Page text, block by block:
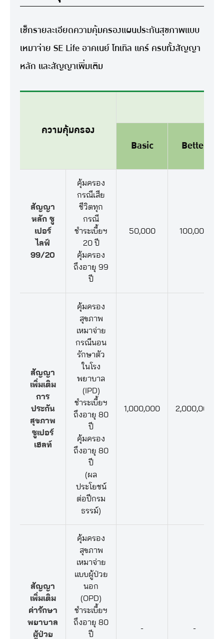
เช็กรายละเอียดความคุ้มครองแผนประกันสุขภาพแบบ
เหมาจ่าย SE Life อาคเนย์ โทเทิล แคร์ ครบทั้งสัญญา
หลัก และสัญญาเพิ่มเติม
ความคุ้มครอง
Basic
Better
สัญญา
หลัก ซู
เปอร์
ไลฟ์
99/20
คุ้มครอง
กรณีเสีย
ชีวิตทุก
กรณี
ชำระเบี้ยฯ
20 ปี
คุ้มครอง
ถึงอายุ 99
ปี
50,000 100,000
สัญญา
เพิ่มเติม
การ
ประกัน
สุขภาพ
ซูเปอร์
เฮลท์
คุ้มครอง
สุขภาพ
เหมาจ่าย
กรณีนอน
รักษาตัว
ในโรง
พยาบาล
(IPD)
ชำระเบี้ยฯ
ถึงอายุ 80
ปี
คุ้มครอง
ถึงอายุ 80
ปี
(ผล
ประโยชน์
ต่อปีกรม
ธรรม์)
1,000,000 2,000,000
สัญญา
เพิ่มเติม
ค่ารักษา
พยาบาล
ผู้ป่วย
คุ้มครอง
สุขภาพ
เหมาจ่าย
แบบผู้ป่วย
นอก
(OPD)
ชำระเบี้ยฯ
ถึงอายุ 80
ปี
- -